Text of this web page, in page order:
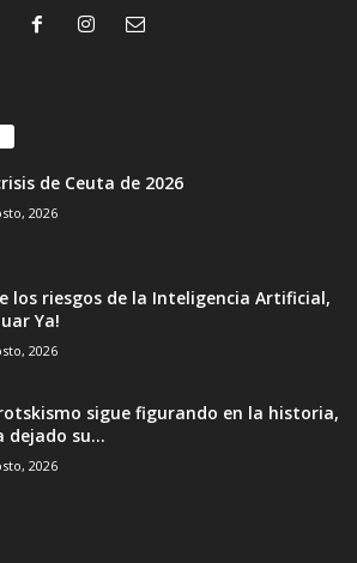
de Ceuta de 2026
2026
los riesgos de la Inteligencia Artificial,
Ya!
2026
sigue figurando en la historia,
dejado su...
2026